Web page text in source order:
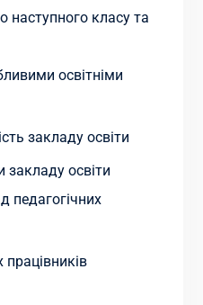
наступного класу та
освітніми
закладу освіти
закладу освіти
педагогічних
працівників